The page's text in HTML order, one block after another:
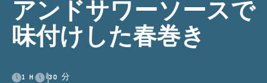
アンド​サワーソースで
味付けした春巻き
1 H 30 分